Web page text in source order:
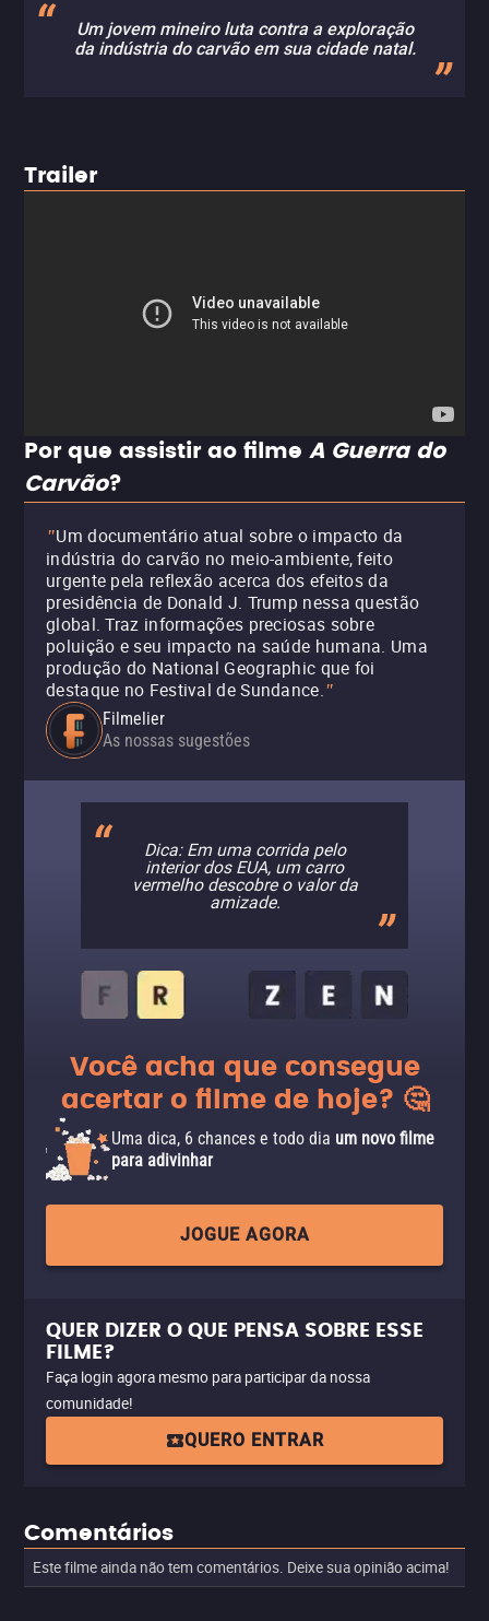
Um jovem mineiro luta contra a exploração
da indústria do carvão em sua cidade natal.
Trailer
Por que assistir ao filme A Guerra do
Carvão?
"Um documentário atual sobre o impacto da
indústria do carvão no meio-ambiente, feito
urgente pela reflexão acerca dos efeitos da
presidência de Donald J. Trump nessa questão
global. Traz informações preciosas sobre
poluição e seu impacto na saúde humana. Uma
produção do National Geographic que foi
destaque no Festival de Sundance."
Filmelier
As nossas sugestões
Dica: Em uma corrida pelo
interior dos EUA, um carro
vermelho descobre o valor da
amizade.
Você acha que consegue
acertar o filme de hoje? 🤔
Uma dica, 6 chances e todo dia um novo filme
para adivinhar
JOGUE AGORA
QUER DIZER O QUE PENSA SOBRE ESSE
FILME?
Faça login agora mesmo para participar da nossa
comunidade!
QUERO ENTRAR
Comentários
Este filme ainda não tem comentários. Deixe sua opinião acima!